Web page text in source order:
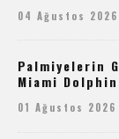
04 Ağustos 2026
Palmiyelerin
Miami
01 Ağustos 2026